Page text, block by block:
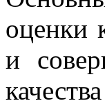
оценки
и